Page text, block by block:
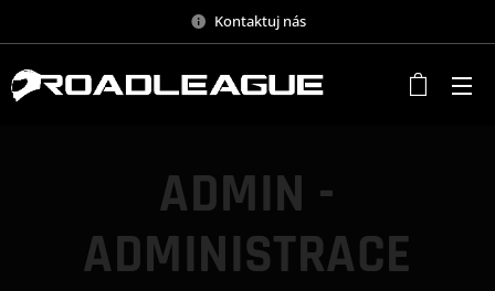
Kontaktuj nás
ADMIN -
ADMINISTRACE